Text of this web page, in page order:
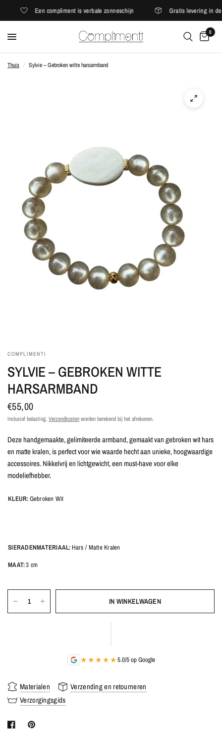
Een compliment is verbale zonneschijn Gratis levering in de
0
Thuis / Sylvie – Gebroken witte harsarmband
COMPLIMENTI
SYLVIE – GEBROKEN WITTE
HARSARMBAND
€55,00
Inclusief belasting. Verzendkostenworden berekend bij het afrekenen.
Deze handgemaakte, gelimiteerde armband, gemaakt van gebroken wit hars
en matte kralen, is perfect voor wie waarde hecht aan unieke, hoogwaardige
accessoires. Nikkelvrij en lichtgewicht, een must-have voor elke
modeliefhebber.
KLEUR:Gebroken Wit
SIERADENMATERIAAL: Hars / Matte Kralen
MAAT:3 cm
IN WINKELWAGEN
★★★★★5.0/5 op Google
Materialen
Verzending en retourneren
Verzorgingsgids